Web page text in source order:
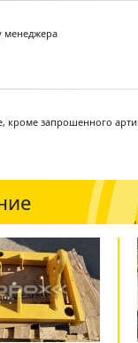
менеджера
кроме запрошенного